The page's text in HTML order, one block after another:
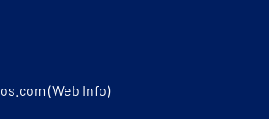
(Web Info)